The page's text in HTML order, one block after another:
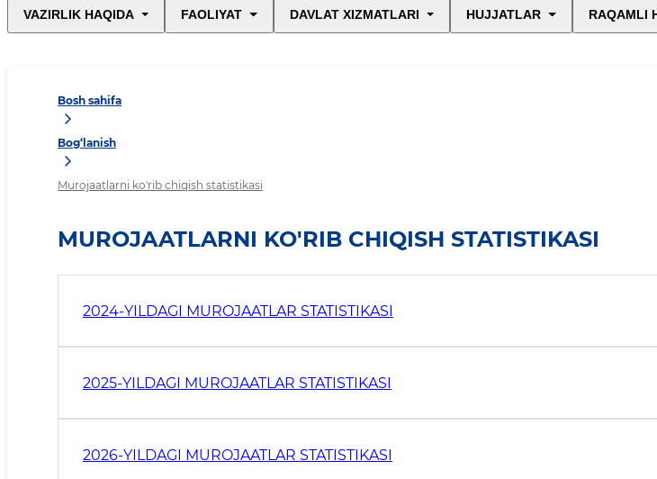
VAZIRLIK HAQIDA FAOLIYAT DAVLAT XIZMATLARI HUJJATLAR RAQAMLI
Bosh sahifa
Bog‘lanish
Murojaatlarni ko'rib chiqish statistikasi
MUROJAATLARNI KO'RIB CHIQISH STATISTIKASI
2024-YILDAGI MUROJAATLAR STATISTIKASI
2025-YILDAGI MUROJAATLAR STATISTIKASI
2026-YILDAGI MUROJAATLAR STATISTIKASI